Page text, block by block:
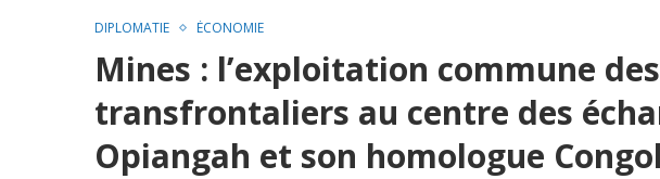
DIPLOMATIE ÉCONOMIE
Mines : l’exploitation commune
transfrontaliers au centre des
Opiangah et son homologue